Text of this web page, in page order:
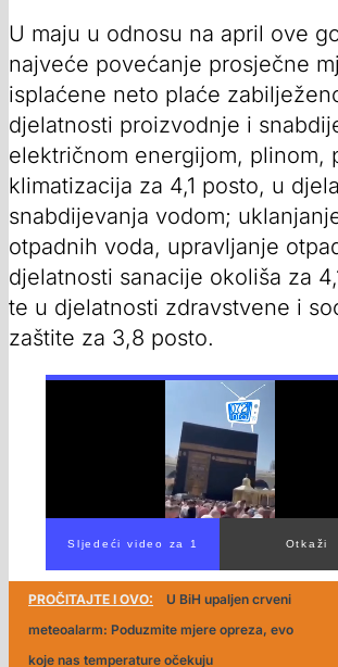
U maju u odnosu na april ove
najveće povećanje prosječne
isplaćene neto plaće
djelatnosti proizvodnje i
električnom energijom, plinom,
klimatizacija za 4,1 posto, u
snabdijevanja vodom;
otpadnih voda, upravljanje
djelatnosti sanacije okoliša za
te u djelatnosti zdravstvene i
zaštite za 3,8 posto.
00:00 02:26
PROČITAJTE I OVO:
U BiH upaljen crveni
meteoalarm: Poduzmite mjere opreza, evo
koje nas temperature očekuju